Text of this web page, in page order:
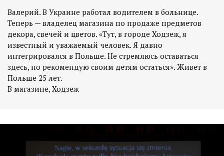
Валерий. В Украине работал водителем в больнице.
Теперь — владелец магазина по продаже предметов
декора, свечей и цветов. «Тут, в городе Ходзеж, я
известный и уважаемый человек. Я давно
интегрировался в Польше. Не стремлюсь оставаться
здесь, но рекомендую своим детям остаться». Живет в
Польше 25 лет.